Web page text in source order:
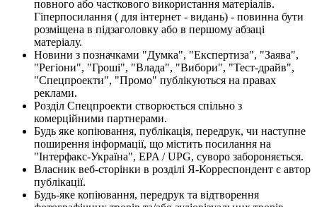
повного або часткового використання матеріалів.
Гіперпосилання ( для інтернет - видань) - повинна бути
розміщена в підзаголовку або в першому абзаці
матеріалу.
Новини з позначками "Думка", "Експертиза", "Заява",
"Регіони", "Гроші", "Влада", "Вибори", "Тест-драйв",
"Спецпроекти", "Промо" публікуються на правах
реклами.
Розділ Спецпроекти створюється спільно з
комерційними партнерами.
Будь яке копіювання, публікація, передрук, чи наступне
поширення інформації, що містить посилання на
"Інтерфакс-Україна", EPA / UPG, суворо забороняється.
Власник веб-сторінки в розділі Я-Корреспондент є автор
публікації.
Будь-яке копіювання, передрук та відтворення